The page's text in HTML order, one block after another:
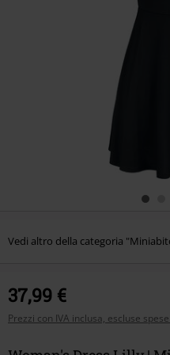
Vedi altro della categoria
37,99 €
Prezzi con IVA inclusa, escluse